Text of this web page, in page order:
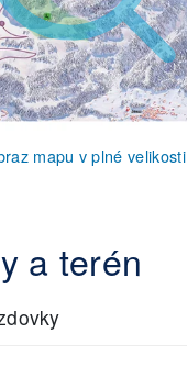
mapu v plné velikosti
a terén